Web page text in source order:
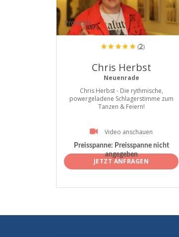
ProArtist
(2)
Chris Herbst
Neuenrade
Chris Herbst - Die rythmische,
powergeladene Schlagerstimme zum
Tanzen & Feiern!
Video anschauen
Preisspanne: Preisspanne nicht
angegeben
JETZT ANFRAGEN